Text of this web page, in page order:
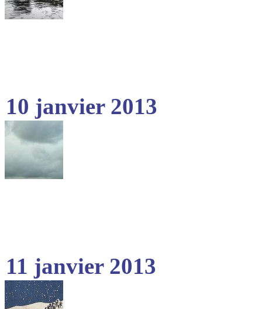
10 janvier 2013
11 janvier 2013